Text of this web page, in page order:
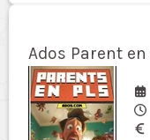
Ados Parent